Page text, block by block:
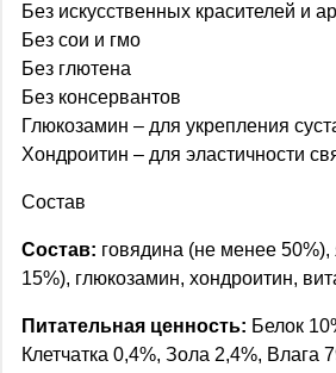
Без искусственных красителей и
Без сои и гмо
Без глютена
Без консервантов
Глюкозамин – для укрепления
Хондроитин – для эластичности
Состав
Состав: говядина (не менее
15%), глюкозамин, хондроитин,
Питательная ценность: Белок
Клетчатка 0,4%, Зола 2,4%, Влага